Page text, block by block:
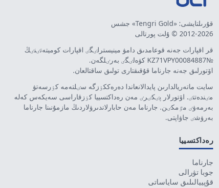
قۇرىلتايشى: «Tengri Gold» جشس
2012-2026 © ۇلت پورتالى
قر اقپارات جەنە قوعامدىق دامۋ مينيسترلٸگٸ اقپارات كوميتەتٸنٸڭ
№KZ71VPY00084887 كۋەلٸگٸ بەرٸلگەن.
اۆتورلىق جەنە جارناما قۇقىقتارى تولىق ساقتالعان.
سايت ماتەريالدارىن پايدالانعاندا دەرەككٶزگە سٸلتەمە كٶرسەتۋ
مٸندەتتٸ. اۆتورلار پٸكٸرٸ مەن رەداكتسييا كٶزقاراسى سەيكەس كەلە
بەرمەۋٸ مٷمكٸن. جارناما مەن حابارلاندىرۋلاردىڭ مازمۇنىنا جارناما
بەرۋشٸ جاۋاپتى.
رەداكتسييا
جارناما
جوبا تۋرالى
قۇپييالىلىق ساياساتى